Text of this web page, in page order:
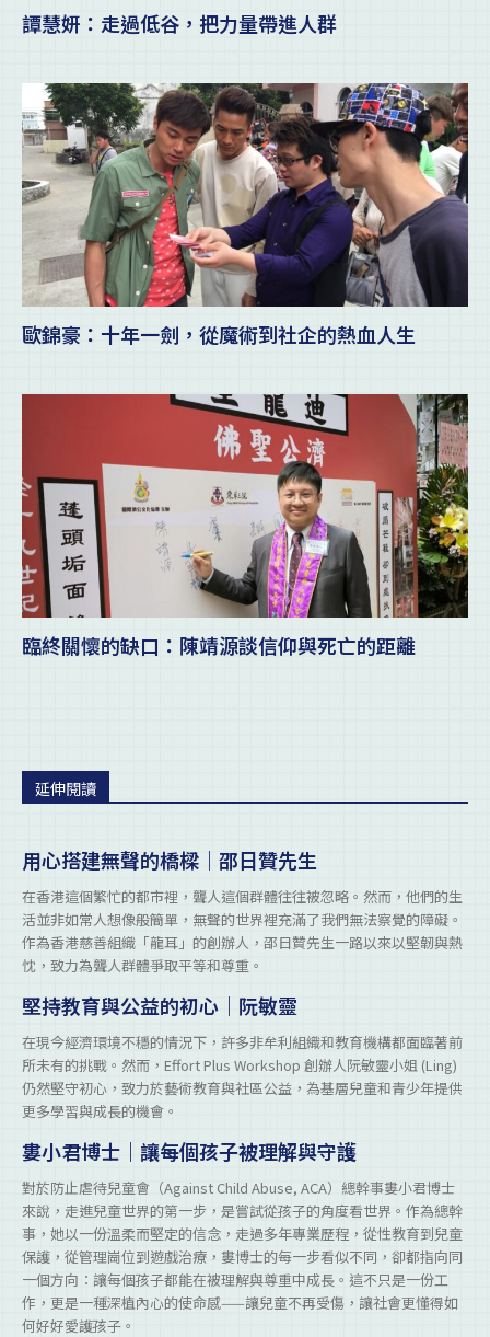
譚慧妍：走過低谷，把力量帶進人群
歐錦豪：十年一劍，從魔術到社企的熱血人生
臨終關懷的缺口：陳靖源談信仰與死亡的距離
延伸閱讀
用心搭建無聲的橋樑｜邵日贊先生
在香港這個繁忙的都市裡，聾人這個群體往往被忽略。然而，他們的生
活並非如常人想像般簡單，無聲的世界裡充滿了我們無法察覺的障礙。
作為香港慈善組織「龍耳」的創辦人，邵日贊先生一路以來以堅韌與熱
忱，致力為聾人群體爭取平等和尊重。
堅持教育與公益的初心｜阮敏靈
在現今經濟環境不穩的情況下，許多非牟利組織和教育機構都面臨著前
所未有的挑戰。然而，Effort Plus Workshop 創辦人阮敏靈小姐 (Ling)
仍然堅守初心，致力於藝術教育與社區公益，為基層兒童和青少年提供
更多學習與成長的機會。
婁小君博士｜讓每個孩子被理解與守護
對於防止虐待兒童會（Against Child Abuse, ACA）總幹事婁小君博士
來說，走進兒童世界的第一步，是嘗試從孩子的角度看世界。作為總幹
事，她以一份溫柔而堅定的信念，走過多年專業歷程，從性教育到兒童
保護，從管理崗位到遊戲治療，婁博士的每一步看似不同，卻都指向同
一個方向：讓每個孩子都能在被理解與尊重中成長。這不只是一份工
作，更是一種深植內心的使命感——讓兒童不再受傷，讓社會更懂得如
何好好愛護孩子。